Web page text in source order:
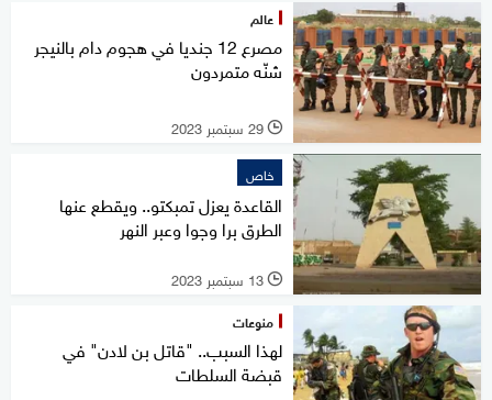
عالم
مصرع 12 جنديا في هجوم دام بالنيجر
شنّه متمردون
l 29 سبتمبر 2023
خاص
القاعدة يعزل تمبكتو.. ويقطع عنها
الطرق برا وجوا وعبر النهر
l 13 سبتمبر 2023
منوعات
لهذا السبب.. "قاتل بن لادن" في
قبضة السلطات